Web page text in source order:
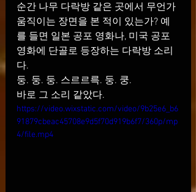
순간 나무 다락방 같은 곳에서 무언가
움직이는 장면을 본 적이 있는가? 예
를 들면 일본 공포 영화나, 미국 공포
영화에 단골로 등장하는 다락방 소리
다.
둥. 둥. 둥. 스르르륵. 둥. 쿵.
바로 그 소리 같았다.
https://video.wixstatic.com/video/9b25e6_b6
91879cbeac45708e9d5f70d919b6f7/360p/mp
4/file.mp4